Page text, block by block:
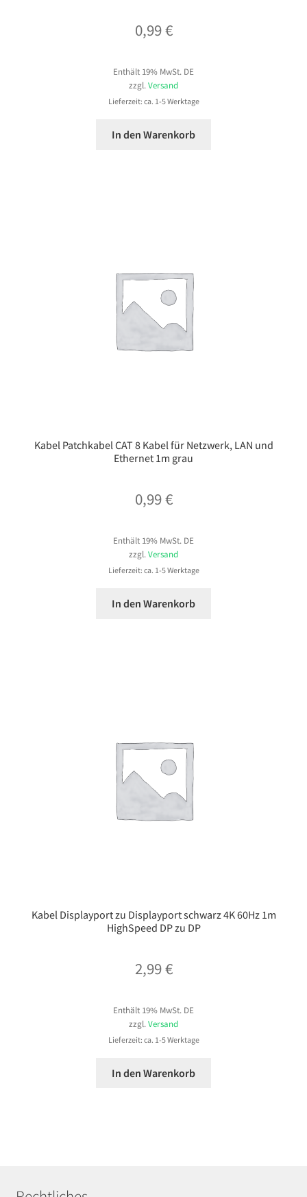
0,99€
Enthält 19% MwSt. DE
zzgl. Versand
Lieferzeit: ca. 1-5 Werktage
In den Warenkorb
Kabel Patchkabel CAT 8 Kabel für Netzwerk, LAN und
Ethernet 1m grau
0,99€
Enthält 19% MwSt. DE
zzgl.Versand
Lieferzeit: ca. 1-5 Werktage
In den Warenkorb
Kabel Displayport zu Displayport schwarz 4K 60Hz 1m
HighSpeed DP zu DP
2,99€
Enthält 19% MwSt. DE
zzgl. Versand
Lieferzeit: ca. 1-5 Werktage
In den Warenkorb